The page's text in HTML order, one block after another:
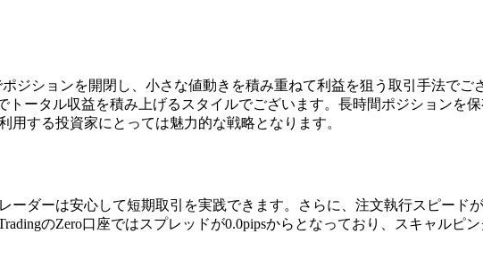
ジションを開閉し、小さな値動きを積み重ねて利益を狙う取引手法でご
ータル収益を積み上げるスタイルでございます。長時間ポジションを
する投資家にとっては魅力的な戦略となります。
ーダーは安心して短期取引を実践できます。さらに、注文執行スピード
のZero口座ではスプレッドが0.0pipsからとなっており、スキャルピ